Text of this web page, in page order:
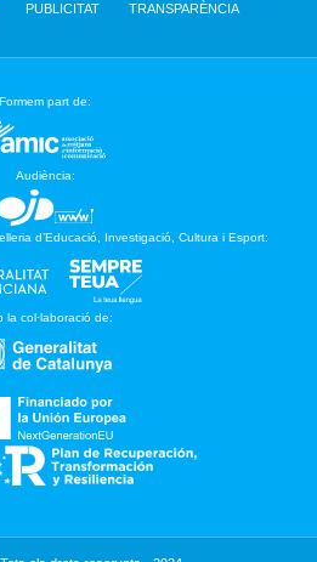
PUBLICITAT TRANSPARÈNCIA
Formem part de:
Audiència:
d’Educació, Investigació, Cultura i Esport:
la col·laboració de: